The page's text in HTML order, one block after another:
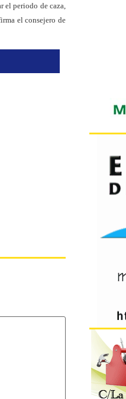
el periodo de caza,
el consejero de